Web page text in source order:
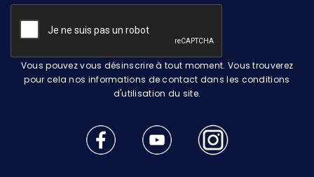
Vous pouvez vous désinscrire à tout moment. Vous trouverez
pour cela nos informations de contact dans les conditions
d'utilisation du site.